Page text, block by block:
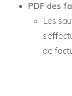
PDF des
Les
de